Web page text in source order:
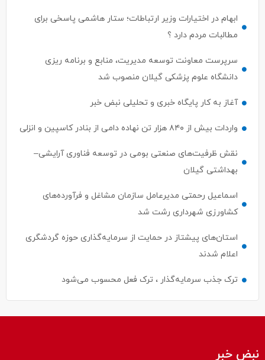
ابهام در اختیارات وزیر ارتباطات؛ ستار هاشمی پاسخی برای
مطالبات مردم دارد ؟
سرپرست معاونت توسعه مدیریت، منابع و برنامه ریزی
دانشگاه علوم پزشکی گیلان منصوب شد
آغاز به کار پایگاه خبری و تحلیلی نبض خبر
واردات بیش از ۸۴۰ هزار تن نهاده دامی از بنادر كاسپین و انزلی
نقش ظرفیت‌های صنعتی بومی در توسعه فناوری آرایشی–
بهداشتی گیلان
اسماعیل رحمتی مدیرعامل سازمان مشاغل و فرآورده‌های
کشاورزی شهرداری رشت شد
استان‌های پیشتاز در حمایت از سرمایه‌گذاری حوزه گردشگری
اعلام شدند
ترک جذب سرمایه‌گذار ، ترک فعل محسوب می‌شود
نبض خبر